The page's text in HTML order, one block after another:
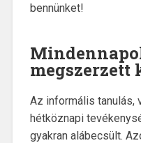
bennünket!
megszerzett
Az informális tanulás,
hétköznapi
gyakran alábecsült.